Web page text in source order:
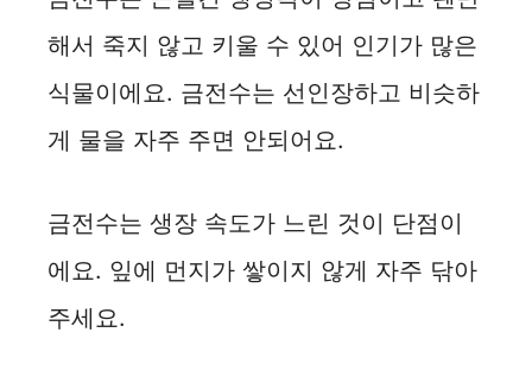
해서 죽지 않고 키울 수 있어 인기가 많은
식물이에요. 금전수는 선인장하고 비슷하
게 물을 자주 주면 안되어요.
금전수는 생장 속도가 느린 것이 단점이
에요. 잎에 먼지가 쌓이지 않게 자주 닦아
주세요.